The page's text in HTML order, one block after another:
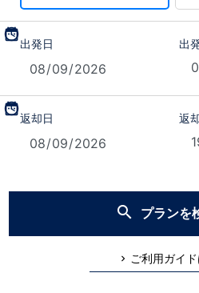
出発日
date_range
出
schedule
返却日
date_range
返
schedule
search プランを
ご利用ガイ